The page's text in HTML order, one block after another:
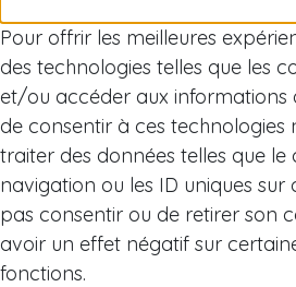
Pour offrir les meilleures
des technologies telles que les
et/ou accéder aux informations
de consentir à ces
traiter des données telles que
navigation ou les ID uniques sur
pas consentir ou de retirer son
avoir un effet négatif sur
fonctions.